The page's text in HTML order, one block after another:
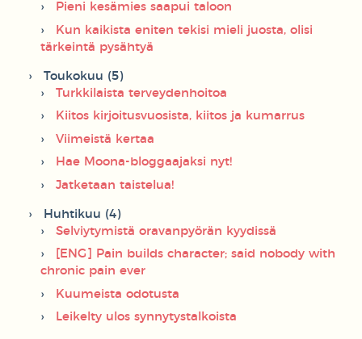
Pieni kesämies saapui taloon
Kun kaikista eniten tekisi mieli juosta, olisi
tärkeintä pysähtyä
Toukokuu (5)
Turkkilaista terveydenhoitoa
Kiitos kirjoitusvuosista, kiitos ja kumarrus
Viimeistä kertaa
Hae Moona-bloggaajaksi nyt!
Jatketaan taistelua!
Huhtikuu (4)
Selviytymistä oravanpyörän kyydissä
[ENG] Pain builds character; said nobody with
chronic pain ever
Kuumeista odotusta
Leikelty ulos synnytystalkoista